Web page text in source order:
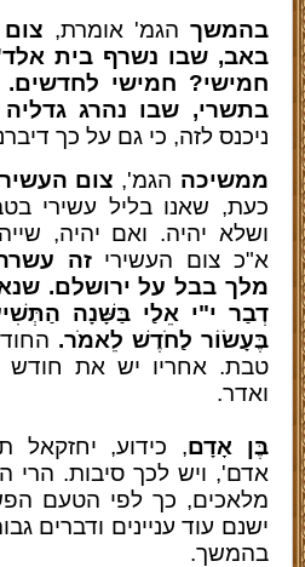
בהמשך הגמ' אומרת,
באב, שבו נשרף בית
חמישי? חמישי
בתשרי, שבו נהרג
ניכנס לזה, כי גם על כך
ממשיכה הגמ', צום
כעת, שאנו בליל עשירי
ושלא יהיה. ואם יהיה,
א"כ צום העשיריזה
מלך בבל על ירושלם.
דְבַר י"י אֵלַי בַּשָּׁנָה
בֶּעָשׂוֹר לַחֹדֶשׁ לֵאמֹר.
טבת. אחריו יש את חודש
ואדר.
בֶּן אָדָם, כידוע, יחזקאל
אדם', ויש לכך סיבות. הרי
מלאכים, כך לפי הטעם
ישנם עוד עניינים ודברים
בהמשך.